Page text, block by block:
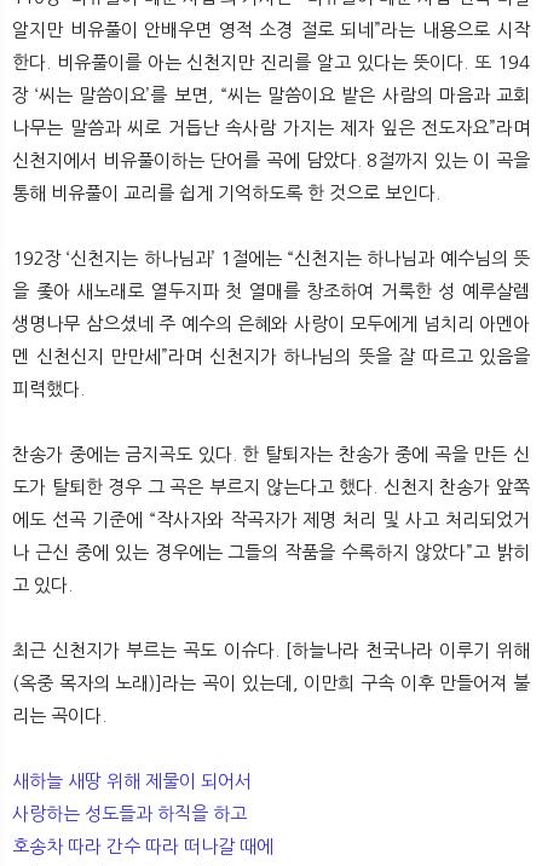
알지만 비유풀이 안배우면 영적 소경 절로 되네”라는 내용으로 시작
한다. 비유풀이를 아는 신천지만 진리를 알고 있다는 뜻이다. 또 194
장 ‘씨는 말씀이요’를 보면, “씨는 말씀이요 밭은 사람의 마음과 교회
나무는 말씀과 씨로 거듭난 속사람 가지는 제자 잎은 전도자요”라며
신천지에서 비유풀이하는 단어를 곡에 담았다. 8절까지 있는 이 곡을
통해 비유풀이 교리를 쉽게 기억하도록 한 것으로 보인다.
192장 ‘신천지는 하나님과’ 1절에는 “신천지는 하나님과 예수님의 뜻
을 좇아 새노래로 열두지파 첫 열매를 창조하여 거룩한 성 예루살렘
생명나무 삼으셨네 주 예수의 은혜와 사랑이 모두에게 넘치리 아멘아
멘 신천신지 만만세”라며 신천지가 하나님의 뜻을 잘 따르고 있음을
피력했다.
찬송가 중에는 금지곡도 있다. 한 탈퇴자는 찬송가 중에 곡을 만든 신
도가 탈퇴한 경우 그 곡은 부르지 않는다고 했다. 신천지 찬송가 앞쪽
에도 선곡 기준에 “작사자와 작곡자가 제명 처리 및 사고 처리되었거
나 근신 중에 있는 경우에는 그들의 작품을 수록하지 않았다”고 밝히
고 있다.
최근 신천지가 부르는 곡도 이슈다. [하늘나라 천국나라 이루기 위해
(옥중 목자의 노래)]라는 곡이 있는데, 이만희 구속 이후 만들어져 불
리는 곡이다.
새하늘 새땅 위해 제물이 되어서
사랑하는 성도들과 하직을 하고
호송차 따라 간수 따라 떠나갈 때에